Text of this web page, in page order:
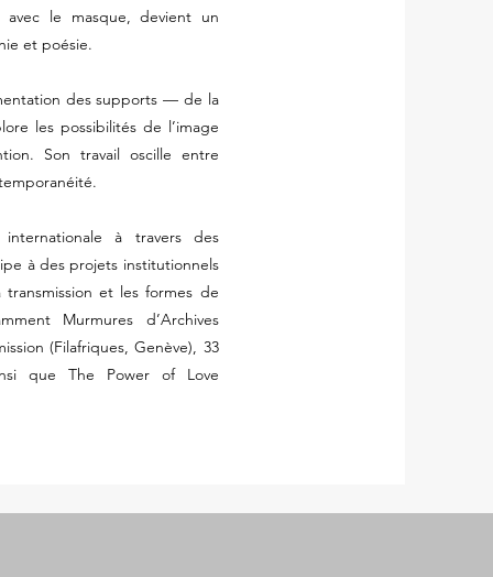
avec le masque, devient un
et poésie.
des supports — de la
les possibilités de l’image
Son travail oscille entre
à travers des
à des projets institutionnels
et les formes de
Murmures d’Archives
(Filafriques, Genève), 33
que The Power of Love